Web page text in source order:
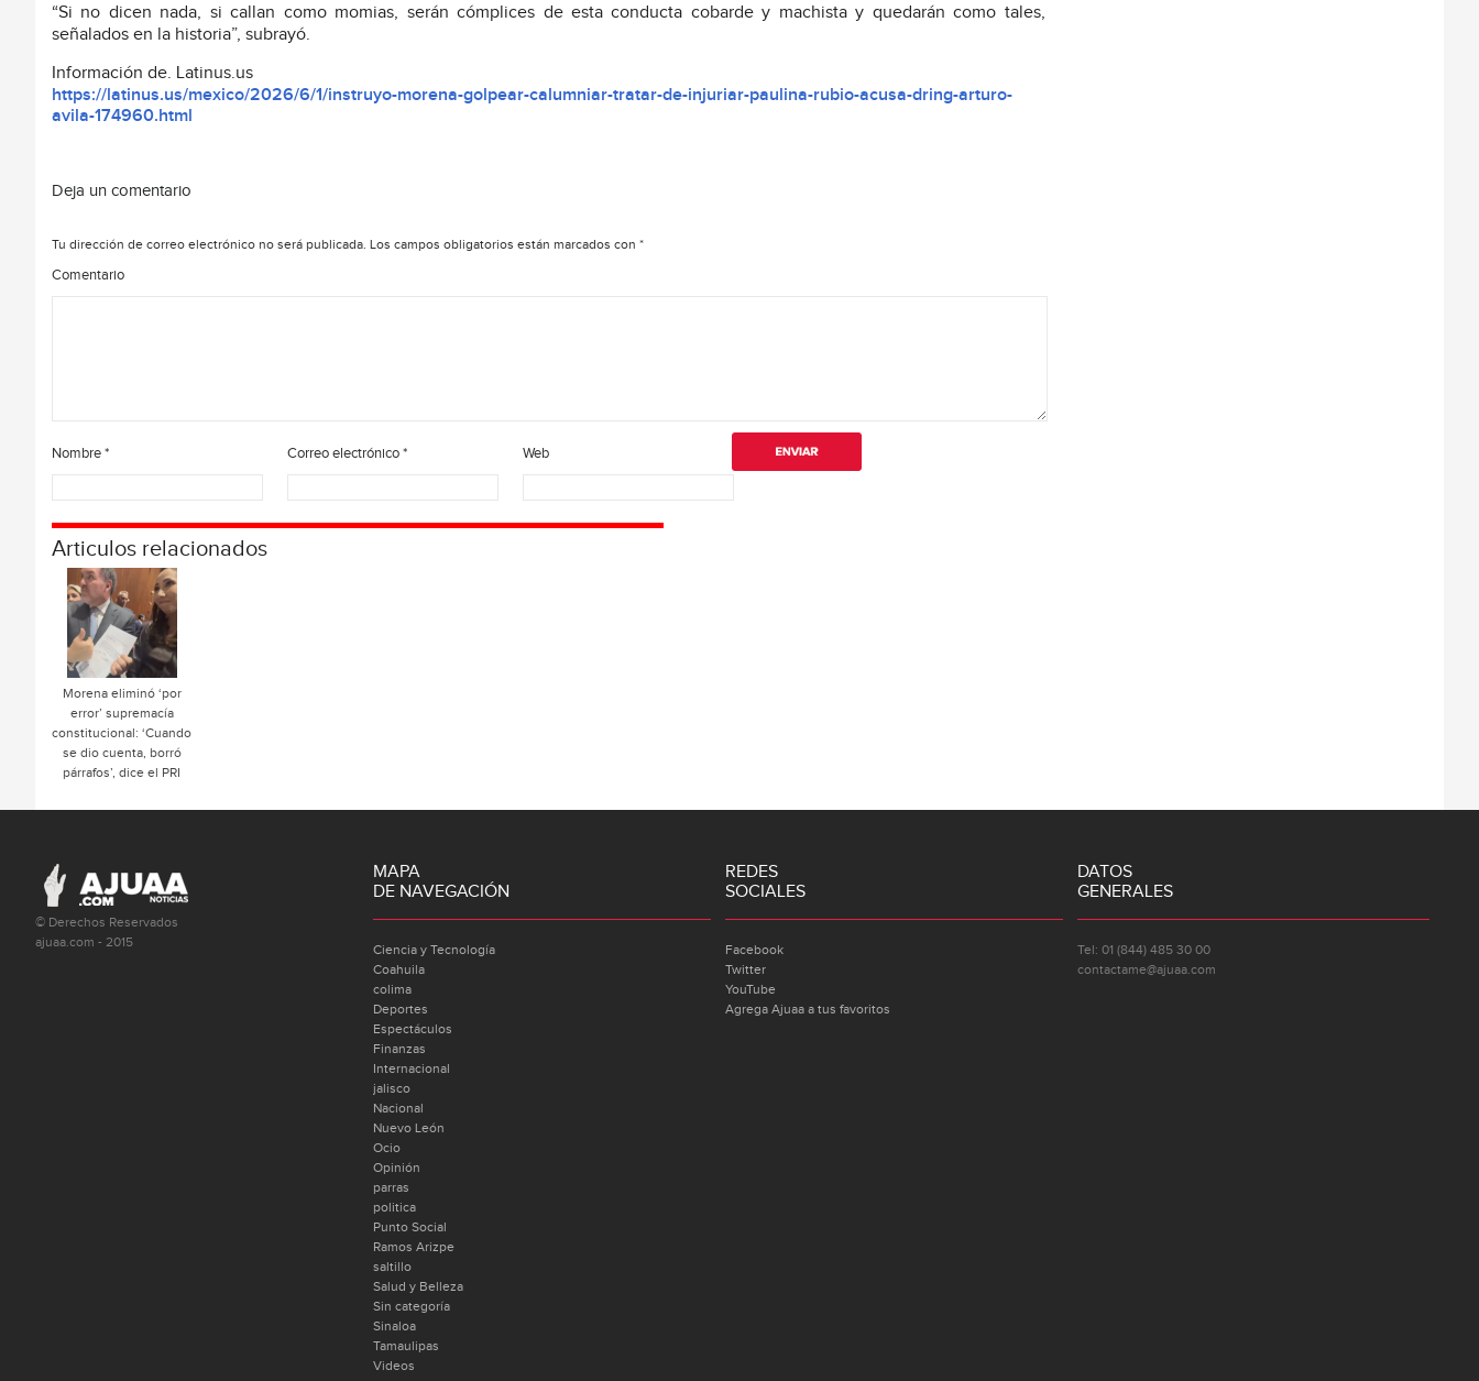
“Si no dicen nada, si callan como momias, serán cómplices de esta conducta cobarde y machista y quedarán como tales,
señalados en la historia”, subrayó.
Información de. Latinus.us
https://latinus.us/mexico/2026/6/1/instruyo-morena-golpear-calumniar-tratar-de-injuriar-paulina-rubio-acusa-dring-arturo-
avila-174960.html
Deja un comentario
Tu dirección de correo electrónico no será publicada. Los campos obligatorios están marcados con *
Comentario
Nombre* Correo electrónico* Web
Articulos relacionados
Morena eliminó ‘por
error’ supremacía
constitucional: ‘Cuando
se dio cuenta, borró
párrafos’, dice el PRI
© Derechos Reservados
ajuaa.com - 2015
MAPA
DE NAVEGACIÓN
Ciencia y Tecnología
Coahuila
colima
Deportes
Espectáculos
Finanzas
Internacional
jalisco
Nacional
Nuevo León
Ocio
Opinión
parras
politica
Punto Social
Ramos Arizpe
saltillo
Salud y Belleza
Sin categoría
Sinaloa
Tamaulipas
Videos
REDES
SOCIALES
Facebook
Twitter
YouTube
Agrega Ajuaa a tus favoritos
DATOS
GENERALES
Tel: 01 (844) 485 30 00
contactame@ajuaa.com